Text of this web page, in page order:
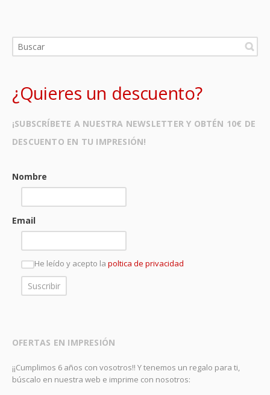
¿Quieres un descuento?
¡SUBSCRÍBETE A NUESTRA NEWSLETTER Y OBTÉN 10€ DE
DESCUENTO EN TU IMPRESIÓN!
Nombre
Email
He leído y acepto la poltica de privacidad
OFERTAS EN IMPRESIÓN
¡¡Cumplimos 6 años con vosotros!! Y tenemos un regalo para ti,
búscalo en nuestra web e imprime con nosotros: